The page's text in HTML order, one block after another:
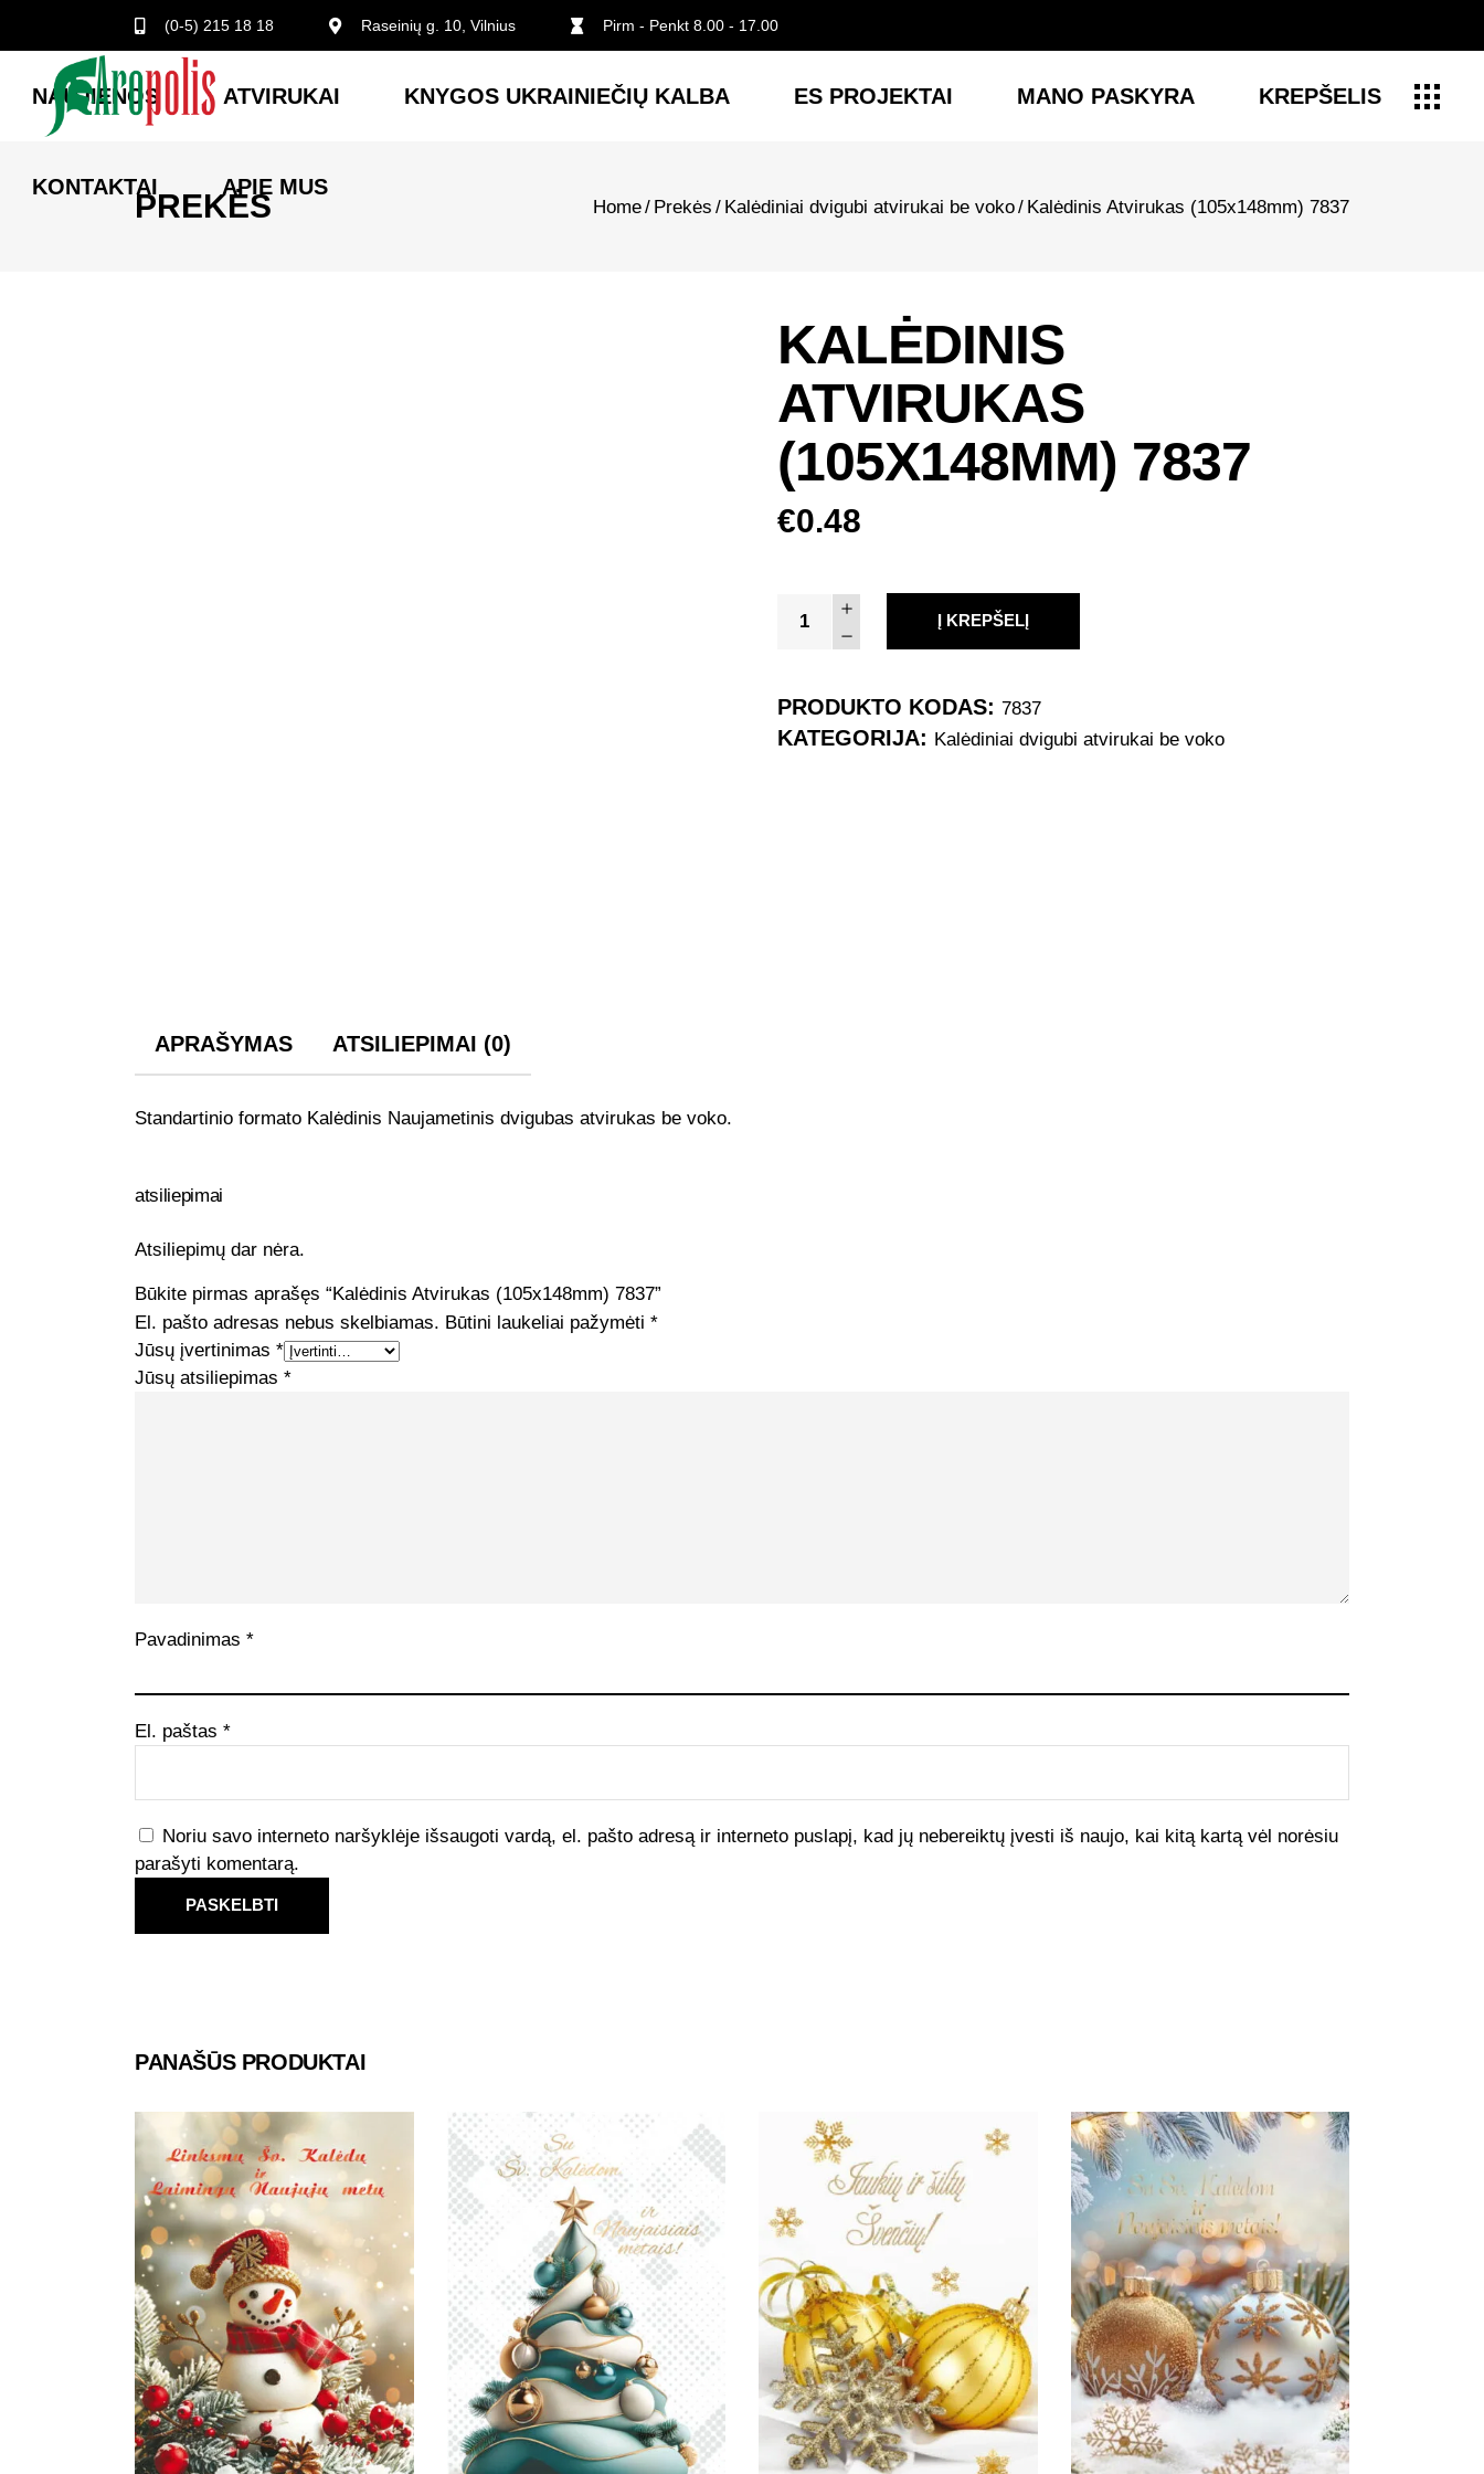
(0-5) 215 18 18 Raseinių g. 10, Vilnius Pirm - Penkt 8.00 - 17.00
NAUJIENOS ATVIRUKAI KNYGOS UKRAINIEČIŲ KALBA ES PROJEKTAI MANO PASKYRA KREPŠELIS
KONTAKTAI APIE MUS
PREKĖS Home/ Prekės / Kalėdiniai dvigubi atvirukai be voko/ Kalėdinis Atvirukas (105x148mm) 7837
KALĖDINIS
ATVIRUKAS
(105X148MM) 7837
€0.48
Kalėdinis
Atvirukas
quantity
Į KREPŠELĮ
PRODUKTO KODAS: 7837
KATEGORIJA: Kalėdiniai dvigubi atvirukai be voko
APRAŠYMAS ATSILIEPIMAI (0)
Standartinio formato Kalėdinis Naujametinis dvigubas atvirukas be voko.
atsiliepimai
Atsiliepimų dar nėra.
Būkite pirmas aprašęs “Kalėdinis Atvirukas (105x148mm) 7837”
El. pašto adresas nebus skelbiamas. Būtini laukeliai pažymėti *
Jūsų įvertinimas *
Jūsų atsiliepimas *
Pavadinimas *
El. paštas *
Noriu savo interneto naršyklėje išsaugoti vardą, el. pašto adresą ir interneto puslapį, kad jų nebereiktų įvesti iš naujo, kai kitą kartą vėl norėsiu
parašyti komentarą.
PANAŠŪS PRODUKTAI